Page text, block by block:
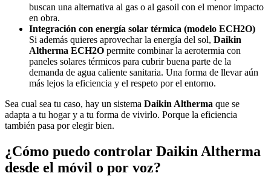
buscan una alternativa al gas o al gasoil con el menor impacto
en obra.
Integración con energía solar térmica (modelo ECH2O)
Si además quieres aprovechar la energía del sol, Daikin
Altherma ECH2O permite combinar la aerotermia con
paneles solares térmicos para cubrir buena parte de la
demanda de agua caliente sanitaria. Una forma de llevar aún
más lejos la eficiencia y el respeto por el entorno.
Sea cual sea tu caso, hay un sistema Daikin Altherma que se
adapta a tu hogar y a tu forma de vivirlo. Porque la eficiencia
también pasa por elegir bien.
¿Cómo puedo controlar Daikin Altherma
desde el móvil o por voz?